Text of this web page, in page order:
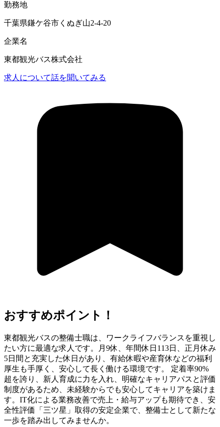
勤務地
千葉県鎌ケ谷市くぬぎ山2-4-20
企業名
東都観光バス株式会社
求人について話を聞いてみる
おすすめポイント！
東都観光バスの整備士職は、ワークライフバランスを重視し
たい方に最適な求人です。月9休、年間休日113日、正月休み
5日間と充実した休日があり、有給休暇や産育休などの福利
厚生も手厚く、安心して長く働ける環境です。 定着率90%
超を誇り、新人育成に力を入れ、明確なキャリアパスと評価
制度があるため、未経験からでも安心してキャリアを築けま
す。IT化による業務改善で売上・給与アップも期待でき、安
全性評価「三ツ星」取得の安定企業で、整備士として新たな
一歩を踏み出してみませんか。